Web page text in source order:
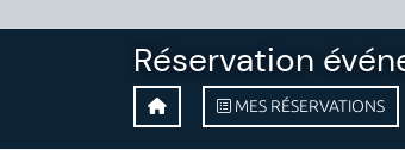
Réservation
MES RÉSERVATIONS